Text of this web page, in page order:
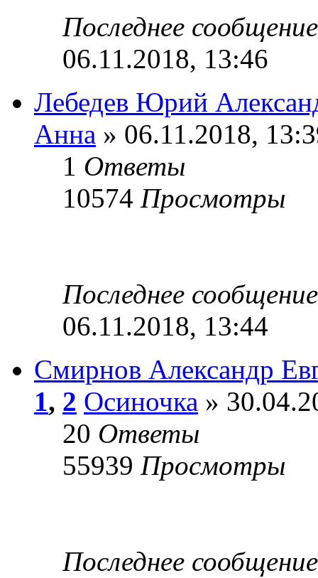
Последнее
06.11.2018, 13:46
Лебедев Юрий
Анна » 06.11.2018,
1 Ответы
10574 Просмотры
Последнее
06.11.2018, 13:44
Смирнов Александр
1, 2 Осиночка »
20 Ответы
55939 Просмотры
Последнее